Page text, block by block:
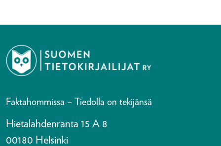
Faktahommissa – Tiedolla on tekijänsä
Hietalahdenranta 15 A 8
00180 Helsinki